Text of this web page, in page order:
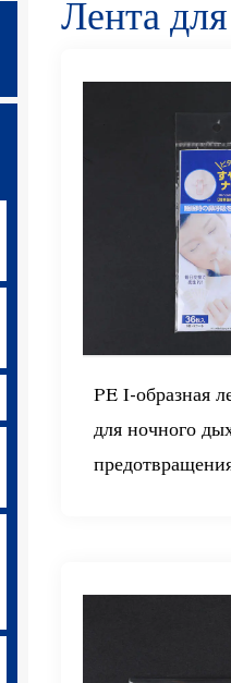
Лента
PE I-образная
для ночного